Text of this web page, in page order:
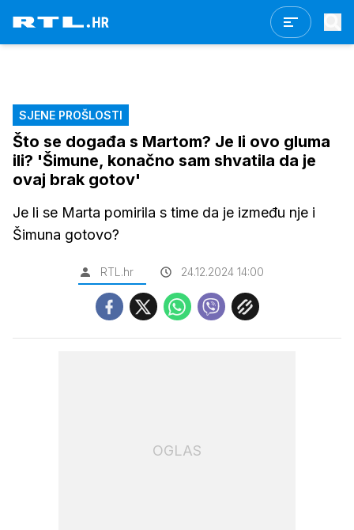
SJENE PROŠLOSTI
Što se događa s Martom? Je li ovo gluma
ili? 'Šimune, konačno sam shvatila da je
ovaj brak gotov'
Je li se Marta pomirila s time da je između nje i
Šimuna gotovo?
RTL.hr 24.12.2024 14:00
OGLAS